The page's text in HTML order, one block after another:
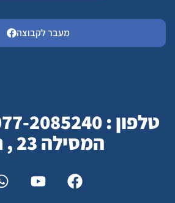
מעבר לקבוצה
המסילה 23 , נשר